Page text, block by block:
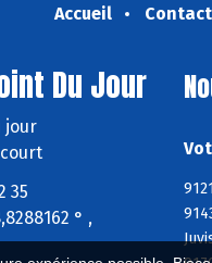
Accueil Contact
Du Jour
jour
35
° ,